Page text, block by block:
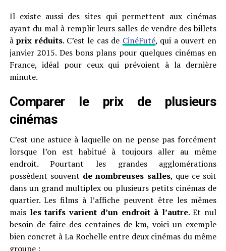
Il existe aussi des sites qui permettent aux cinémas
ayant du mal à remplir leurs salles de vendre des billets
àprix réduits. C’est le cas de CinéFuté, qui a ouvert en
janvier 2015. Des bons plans pour quelques cinémas en
France, idéal pour ceux qui prévoient à la dernière
minute.
Comparer le prix de plusieurs
cinémas
C’est une astuce à laquelle on ne pense pas forcément
lorsque l’on est habitué à toujours aller au même
endroit. Pourtant les grandes agglomérations
possèdent souvent de nombreuses salles, que ce soit
dans un grand multiplex ou plusieurs petits cinémas de
quartier. Les films à l’affiche peuvent être les mêmes
mais les tarifs varient d’un endroit à l’autre. Et nul
besoin de faire des centaines de km, voici un exemple
bien concret à La Rochelle entre deux cinémas du même
groupe :